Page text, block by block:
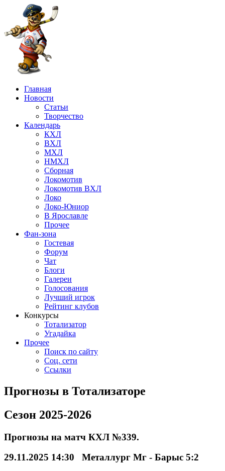
Главная
Новости
Статьи
Творчество
Календарь
КХЛ
ВХЛ
МХЛ
НМХЛ
Сборная
Локомотив
Локомотив ВХЛ
Локо
Локо-Юниор
В Ярославле
Прочее
Фан-зона
Гостевая
Форум
Чат
Блоги
Галереи
Голосования
Лучший игрок
Рейтинг клубов
Конкурсы
Тотализатор
Угадайка
Прочее
Поиск по сайту
Соц. сети
Ссылки
Прогнозы в Тотализаторе
Сезон 2025-2026
Прогнозы на матч КХЛ №339.
29.11.2025 14:30 Металлург Мг - Барыс 5:2